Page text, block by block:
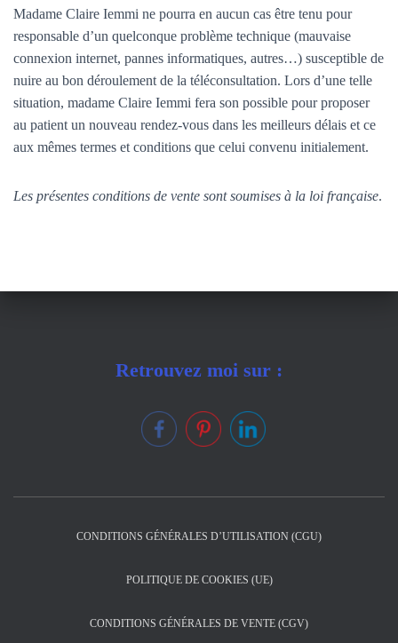
Madame Claire Iemmi ne pourra en aucun cas être tenu pour
responsable d’un quelconque problème technique (mauvaise
connexion internet, pannes informatiques, autres…) susceptible de
nuire au bon déroulement de la téléconsultation. Lors d’une telle
situation, madame Claire Iemmi fera son possible pour proposer
au patient un nouveau rendez-vous dans les meilleurs délais et ce
aux mêmes termes et conditions que celui convenu initialement.
Les présentes conditions de vente sont soumises à la loi française.
Retrouvez moi sur :
CONDITIONS GÉNÉRALES D’UTILISATION (CGU)
POLITIQUE DE COOKIES (UE)
CONDITIONS GÉNÉRALES DE VENTE (CGV)